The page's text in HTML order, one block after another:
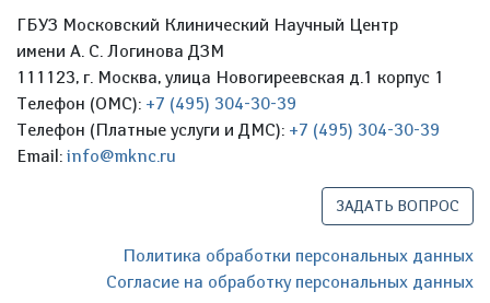
ГБУЗ Московский Клинический Научный Центр
имени А. С. Логинова ДЗМ
111123, г. Москва, улица Новогиреевская д.1 корпус 1
Телефон (ОМС): +7 (495) 304-30-39
Телефон (Платные услуги и ДМС): +7 (495) 304-30-39
Email: info@mknc.ru
ЗАДАТЬ ВОПРОС
Политика обработки персональных данных
Согласие на обработку персональных данных